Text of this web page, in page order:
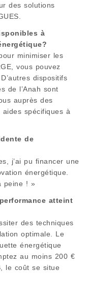
des solutions
à
minimiser les
vous pouvez
dispositifs
de l’Anah sont
auprès des
spécifiques à
de
j’ai pu financer une
énergétique.
peine ! »
atteint
des techniques
optimale. Le
énergétique
au moins 200 €
le coût se situe